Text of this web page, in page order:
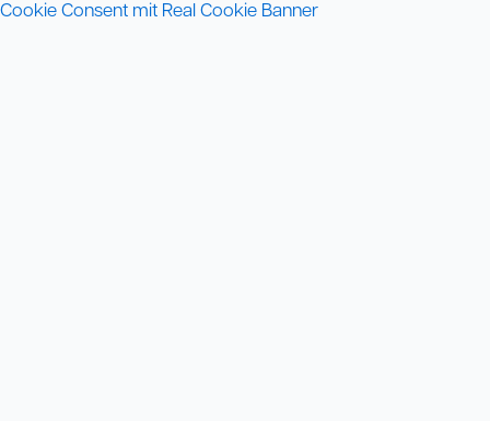
Cookie Consent mit Real Cookie Banner